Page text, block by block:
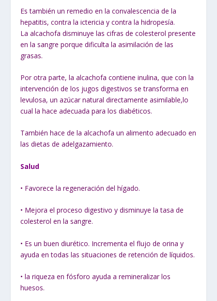
Es también un remedio en la convalescencia de la
hepatitis, contra la ictericia y contra la hidropesía.
La alcachofa disminuye las cifras de colesterol presente
en la sangre porque dificulta la asimilación de las
grasas.
Por otra parte, la alcachofa contiene inulina, que con la
intervención de los jugos digestivos se transforma en
levulosa, un azúcar natural directamente asimilable,lo
cual la hace adecuada para los diabéticos.
También hace de la alcachofa un alimento adecuado en
las dietas de adelgazamiento.
Salud
• Favorece la regeneración del hígado.
• Mejora el proceso digestivo y disminuye la tasa de
colesterol en la sangre.
• Es un buen diurético. Incrementa el flujo de orina y
ayuda en todas las situaciones de retención de líquidos.
• la riqueza en fósforo ayuda a remineralizar los
huesos.